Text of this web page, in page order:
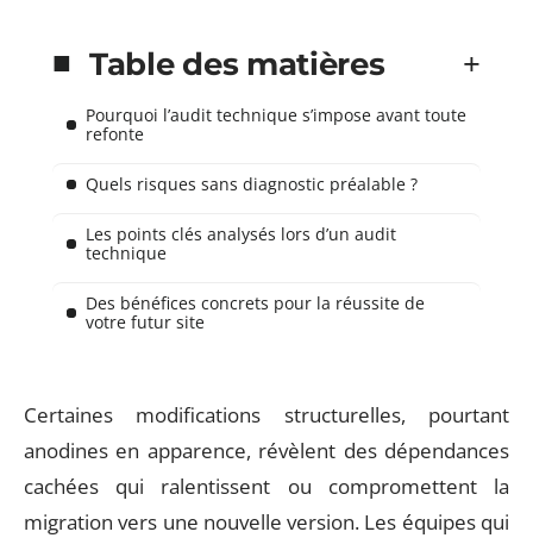
Table des matières
Pourquoi l’audit technique s’impose avant toute
refonte
Quels risques sans diagnostic préalable ?
Les points clés analysés lors d’un audit
technique
Des bénéfices concrets pour la réussite de
votre futur site
Certaines modifications structurelles, pourtant
anodines en apparence, révèlent des dépendances
cachées qui ralentissent ou compromettent la
migration vers une nouvelle version. Les équipes qui